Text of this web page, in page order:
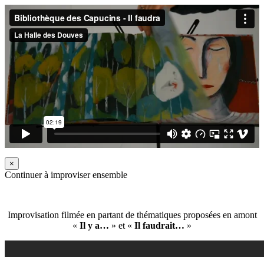
×
Continuer à improviser ensemble
Improvisation filmée en partant de thématiques proposées en amont
« Il y a… » et « Il faudrait… »